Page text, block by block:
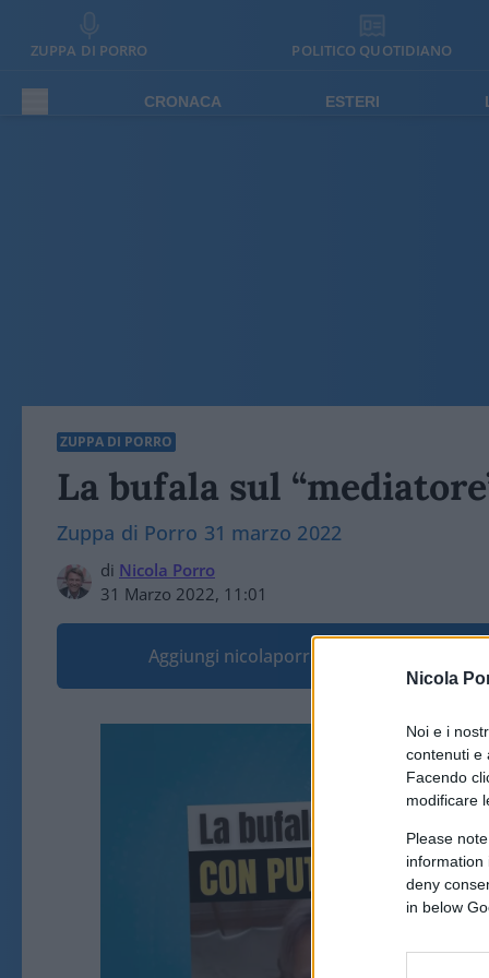
Nicola
Noi e i
contenuti e
Facendo
modificare
Please
information
deny
in below
ZUPPA DI PORRO POLITICO QUOTIDIANO
CRONACA ESTERI
ZUPPA DI PORRO
La bufala sul
Zuppa di Porro 31 marzo 2022
di Nicola Porro
31 Marzo 2022, 11:01
Aggiungi nicolaporro.it alle tue fonti